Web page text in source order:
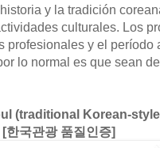
y la tradición
culturales. Los
profesionales y el período
lo normal es que sean
(traditional Korean-
한국관광 품질인증]